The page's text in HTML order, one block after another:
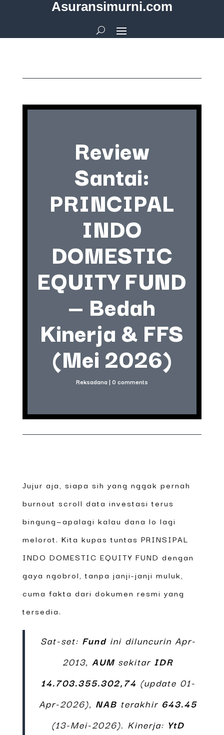
Asuransimurni.com
Review
Santai:
PRINCIPAL
INDO
DOMESTIC
EQUITY FUND
— Bedah
Kinerja & FFS
(Mei 2026)
Reksadana | 0 comments
Jujur aja, siapa sih yang nggak pernah
burnout scroll data investasi terus
bingung—apalagi kalau dana lo lagi
melorot. Kita kupas tuntas PRINSIPAL
INDO DOMESTIC EQUITY FUND dengan
gaya ngobrol, tanpa janji-janji muluk,
cuma fakta dari dokumen resmi yang
tersedia.
Sat-set: Fundini diluncurin Apr-
2013, AUM sekitar IDR
14.703.355.302,74 (update 01-
Apr-2026), NAB terakhir 643.45
(13-Mei-2026). Kinerja: YtD